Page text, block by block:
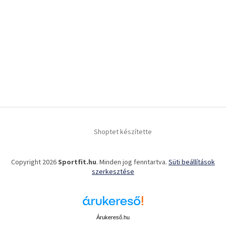
Shoptet készítette
Copyright 2026Sportfit.hu. Minden jog fenntartva. Süti beállítások
szerkesztése
Árukereső.hu